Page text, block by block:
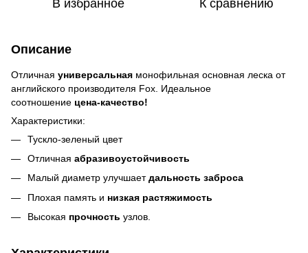
В избранное К сравнению
Описание
Отличная универсальная монофильная основная леска от
английского производителя Fox. Идеальное
соотношение цена-качество!
Характеристики:
Тускло-зеленый цвет
Отличная абразивоустойчивость
Малый диаметр улучшаетдальность заброса
Плохая память и низкая растяжимость
Высокая прочность узлов.